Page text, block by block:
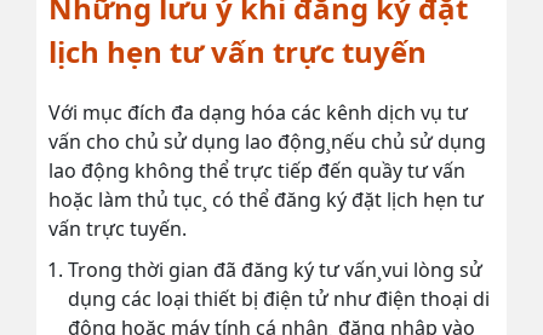
lịch hẹn tư vấn trực tuyến
Với mục đích đa dạng hóa các kênh dịch vụ tư
vấn cho chủ sử dụng lao động¸nếu chủ sử dụng
lao động không thể trực tiếp đến quầy tư vấn
hoặc làm thủ tục¸ có thể đăng ký đặt lịch hẹn tư
vấn trực tuyến.
Trong thời gian đã đăng ký tư vấn¸vui lòng sử
dụng các loại thiết bị điện tử như điện thoại di
động hoặc máy tính cá nhân¸ đăng nhập vào